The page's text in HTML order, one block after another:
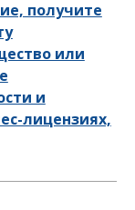
получите
или
и
лицензиях,